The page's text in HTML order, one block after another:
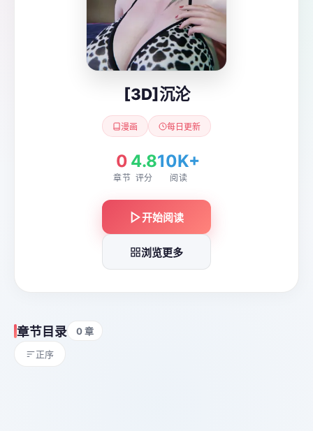
[3D]沉沦
漫画 每日更新
0
章节
4.8
评分
10K+
阅读
开始阅读
浏览更多
章节目录 0 章
正序